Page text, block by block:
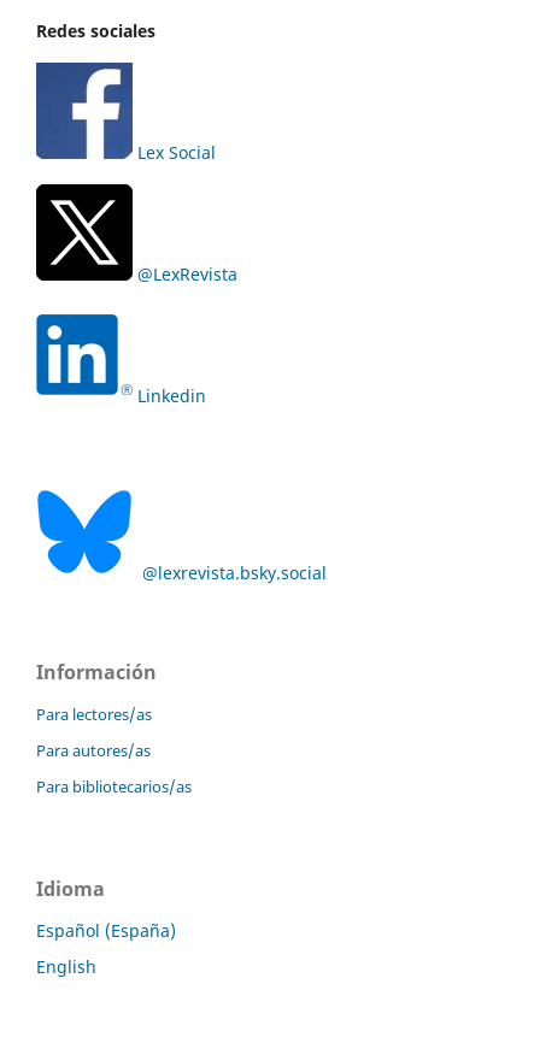
Redes sociales
Lex Social
@LexRevista
Linkedin
@lexrevista.bsky.social
Información
Para lectores/as
Para autores/as
Para bibliotecarios/as
Idioma
Español (España)
English